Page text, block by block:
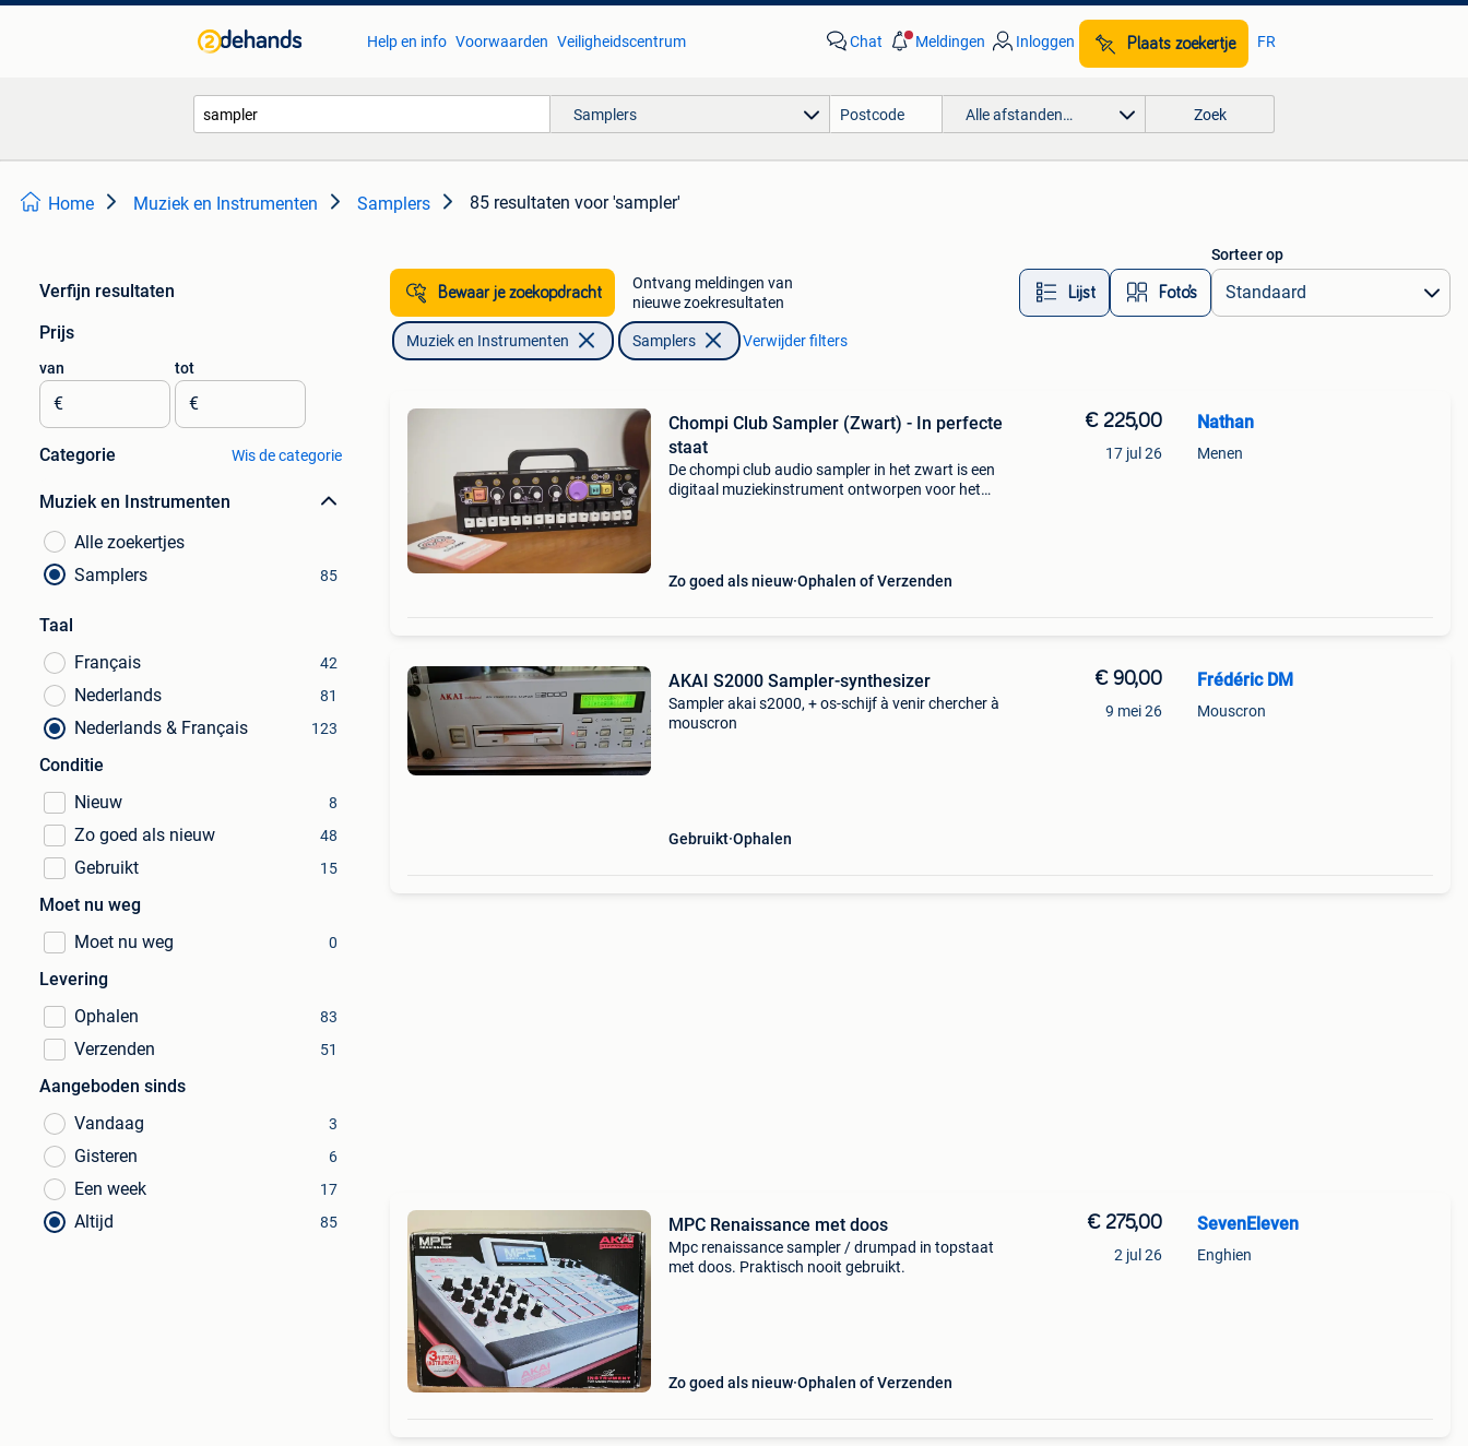
Help en info Voorwaarden Veiligheidscentrum Chat Meldingen Inloggen Plaats zoekertje FR
Samplers Alle afstanden… Zoek
Home Muziek en Instrumenten Samplers 85 resultaten voor 'sampler'
Verfijn resultaten
Prijs
van
€
tot
€
Categorie Wis de categorie
Muziek en Instrumenten
Alle zoekertjes
Samplers
85
Taal
Français
42
Nederlands 81
Nederlands & Français 123
Conditie
Nieuw
8
Zo goed als nieuw 48
Gebruikt 15
Moet nu weg
Moet nu weg
0
Levering
Ophalen
83
Verzenden 51
Aangeboden sinds
Vandaag
3
Gisteren 6
Een week 17
Altijd 85
Bewaar je zoekopdracht
Ontvang meldingen van
nieuwe zoekresultaten
Lijst Foto’s
Sorteer op
Muziek en Instrumenten Samplers Verwijder filters
Chompi Club Sampler (Zwart) - In perfecte
staat
De chompi club audio sampler in het zwart is een
digitaal muziekinstrument ontworpen voor het
Zo goed als nieuw Ophalen of Verzenden
€ 225,00
17 jul 26
Nathan
Menen
AKAI S2000 Sampler-synthesizer
Sampler akai s2000, + os-schijf à venir chercher à
mouscron
Gebruikt Ophalen
€ 90,00
9 mei 26
Frédéric DM
Mouscron
MPC Renaissance met doos
Mpc renaissance sampler / drumpad in topstaat
met doos. Praktisch nooit gebruikt.
Zo goed als nieuw Ophalen of Verzenden
€ 275,00
2 jul 26
SevenEleven
Enghien